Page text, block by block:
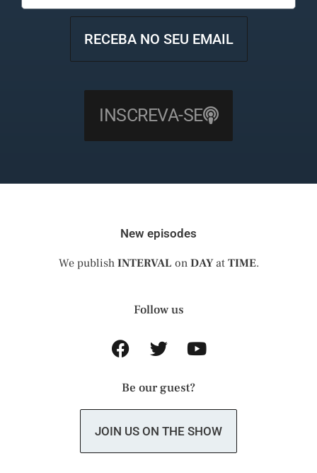
RECEBA NO SEU EMAIL
INSCREVA-SE
New episodes
We publish INTERVAL on DAYat TIME.
Follow us
Be our guest?
JOIN US ON THE SHOW